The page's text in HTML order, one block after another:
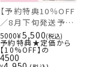
ご注文がキャンセルとな
◆ご注意ください
お支払い方法：【デビッ
ご注文時から与信有効
【予約特典10％OFF
／8月下旬発送予
定】ギンビス たべっ
子どうぶつ ドーム型
ペットハウス ＜らい
5000¥5,500 税込
予約特典★定価から
【10%OFF】の
4500